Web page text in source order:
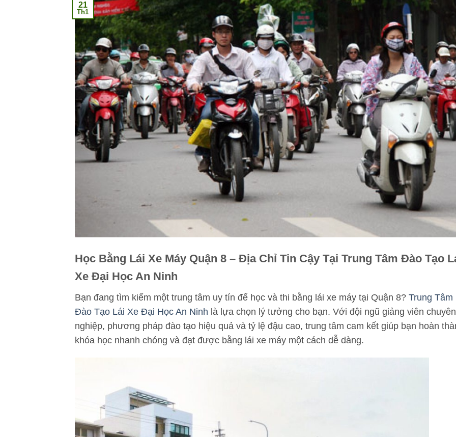
21
Th1
Học Bằng Lái Xe Máy Quận 8 – Địa Chỉ Tin Cậy Tại Trung Tâm Đào Tạo
Xe Đại Học An Ninh
Bạn đang tìm kiếm một trung tâm uy tín để học và thi bằng lái xe máy tại Quận 8? Trung Tâm
Đào Tạo Lái Xe Đại Học An Ninh là lựa chọn lý tưởng cho bạn. Với đội ngũ giảng viên chuyên
nghiệp, phương pháp đào tạo hiệu quả và tỷ lệ đậu cao, trung tâm cam kết giúp bạn hoàn
khóa học nhanh chóng và đạt được bằng lái xe máy một cách dễ dàng.